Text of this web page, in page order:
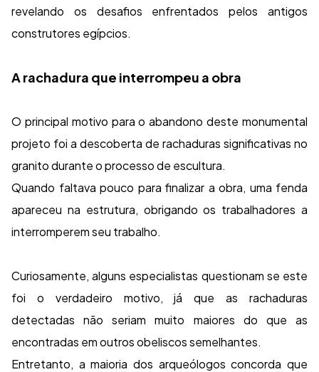
revelando os desafios enfrentados pelos antigos
construtores egípcios.
A rachadura que interrompeu a obra
O principal motivo para o abandono deste monumental
projeto foi a descoberta de rachaduras significativas no
granito durante o processo de escultura.
Quando faltava pouco para finalizar a obra, uma fenda
apareceu na estrutura, obrigando os trabalhadores a
interromperem seu trabalho.
Curiosamente, alguns especialistas questionam se este
foi o verdadeiro motivo, já que as rachaduras
detectadas não seriam muito maiores do que as
encontradas em outros obeliscos semelhantes.
Entretanto, a maioria dos arqueólogos concorda que